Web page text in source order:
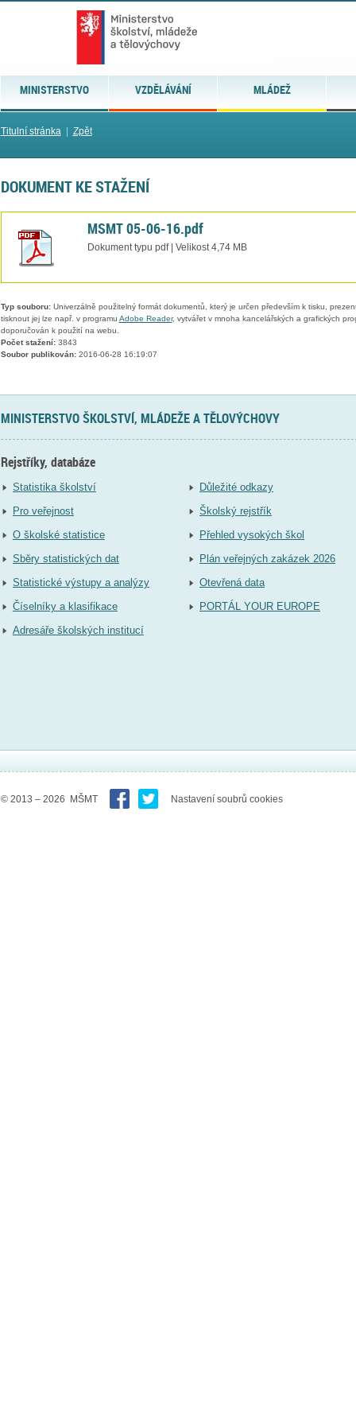
MINISTERSTVO VZDĚLÁVÁNÍ MLÁDEŽ
Titulní stránka| Zpět
DOKUMENT KE STAŽENÍ
MSMT 05-06-16.pdf
Dokument typu pdf | Velikost 4,74 MB
Typ souboru:Univerzálně použitelný formát dokumentů, který je určen především k tisku,
tisknout jej lze např. v programu Adobe Reader, vytvářet v mnoha kancelářských a grafických
doporučován k použití na webu.
Počet stažení:3843
Soubor publikován:2016-06-28 16:19:07
MINISTERSTVO ŠKOLSTVÍ, MLÁDEŽE A TĚLOVÝCHOVY
Rejstříky, databáze
Statistika školství
Pro veřejnost
O školské statistice
Sběry statistických dat
Statistické výstupy a analýzy
Číselníky a klasifikace
Adresáře školských institucí
Důležité odkazy
Školský rejstřík
Přehled vysokých škol
Plán veřejných zakázek 2026
Otevřená data
PORTÁL YOUR EUROPE
© 2013 – 2026 MŠMT Nastavení soubrů cookies